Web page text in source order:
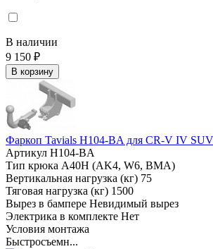
В наличии
9 150 ₽
В корзину
Фаркоп Tavials H104-BA для CR-V IV
Артикул H104-BA
Тип крюка А40H (AK4, W6, BMA)
Вертикальная нагрузка (кг) 75
Тяговая нагрузка (кг) 1500
Вырез в бампере Невидимый вырез
Электрика в комплекте Нет
Условия монтажа
Быстросъемн...